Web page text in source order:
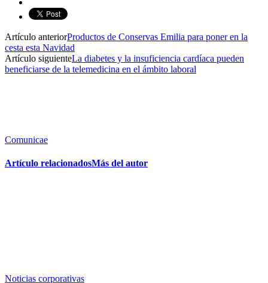
Artículo anteriorProductos de Conservas Emilia para poner en la
cesta esta Navidad
Artículo siguienteLa diabetes y la insuficiencia cardíaca pueden
beneficiarse de la telemedicina en el ámbito laboral
Comunicae
Artículo relacionadosMás del autor
Noticias corporativas